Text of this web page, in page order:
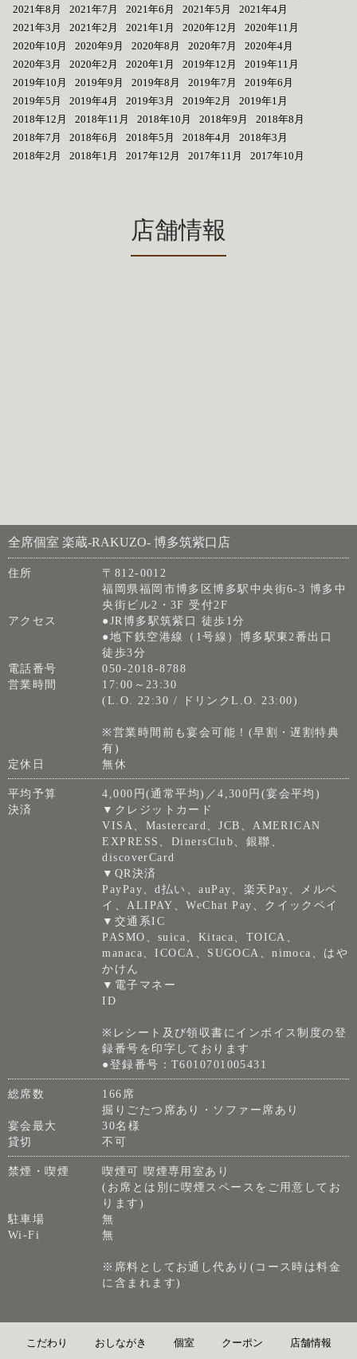
2021年8月
2021年7月 2021年6月 2021年5月
2021年4月
2021年3月
2021年2月 2021年1月 2020年12月
2020年11月
2020年10月
2020年9月 2020年8月 2020年7月
2020年4月
2020年3月
2020年2月 2020年1月 2019年12月
2019年11月
2019年10月
2019年9月 2019年8月 2019年7月
2019年6月
2019年5月
2019年4月 2019年3月 2019年2月
2019年1月
2018年12月
2018年11月 2018年10月 2018年9月
2018年8月
2018年7月
2018年6月 2018年5月 2018年4月
2018年3月
2018年2月
2018年1月 2017年12月 2017年11月 2017年10月
店舗情報
全席個室 楽蔵‐RAKUZO‐ 博多筑紫口店
住所
〒812-0012
福岡県福岡市博多区博多駅中央街6-3 博多中
央街ビル2・3F 受付2F
アクセス
●JR博多駅筑紫口 徒歩1分
●地下鉄空港線（1号線）博多駅東2番出口
徒歩3分
電話番号
050-2018-8788
営業時間
17:00～23:30
(L.O. 22:30 / ドリンクL.O. 23:00)
※営業時間前も宴会可能！(早割・遅割特典
有)
定休日
無休
平均予算
4,000円(通常平均)／4,300円(宴会平均)
決済
▼クレジットカード
VISA、Mastercard、JCB、AMERICAN
EXPRESS、DinersClub、銀聯、
discoverCard
▼QR決済
PayPay、d払い、auPay、楽天Pay、メルペ
イ、ALIPAY、WeChat Pay、クイックペイ
▼交通系IC
PASMO、suica、Kitaca、TOICA、
manaca、ICOCA、SUGOCA、nimoca、はや
かけん
▼電子マネー
ID
※レシート及び領収書にインボイス制度の登
録番号を印字しております
●登録番号：T6010701005431
総席数
166席
掘りごたつ席あり・ソファー席あり
宴会最大
30名様
貸切
不可
禁煙・喫煙
喫煙可 喫煙専用室あり
(お席とは別に喫煙スペースをご用意してお
ります)
駐車場
無
Wi-Fi
無
※席料としてお通し代あり(コース時は料金
に含まれます)
こだわり おしながき 個室 クーポン 店舗情報